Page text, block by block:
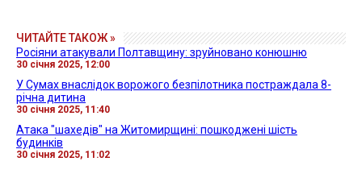
ЧИТАЙТЕ ТАКОЖ »
Росіяни атакували Полтавщину: зруйновано конюшню
30 січня 2025, 12:00
У Сумах внаслідок ворожого безпілотника постраждала 8-
річна дитина
30 січня 2025, 11:40
Атака "шахедів" на Житомирщині: пошкоджені шість
будинків
30 січня 2025, 11:02